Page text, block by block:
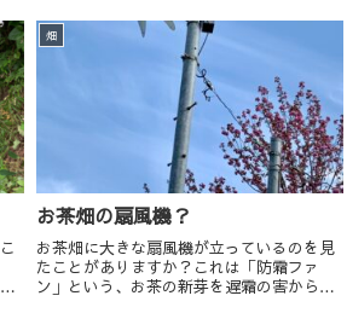
畑
お茶畑の扇風機？
お茶畑に大きな扇風機が立っているのを見
たことがありますか？これは「防霜ファ
ン」という、お茶の新芽を遅霜の害から守